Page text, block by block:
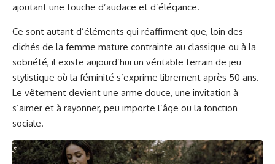
ajoutant une touche d’audace et d’élégance.
Ce sont autant d’éléments qui réaffirment que, loin des
clichés de la femme mature contrainte au classique ou à la
sobriété, il existe aujourd’hui un véritable terrain de jeu
stylistique où la féminité s’exprime librement après 50 ans.
Le vêtement devient une arme douce, une invitation à
s’aimer et à rayonner, peu importe l’âge ou la fonction
sociale.